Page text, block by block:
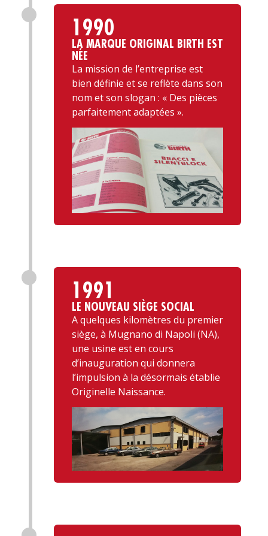
1990
LA MARQUE ORIGINAL BIRTH EST
NÉE
La mission de l’entreprise est
bien définie et se reflète dans son
nom et son slogan : « Des pièces
parfaitement adaptées ».
1991
LE NOUVEAU SIÈGE SOCIAL
A quelques kilomètres du premier
siège, à Mugnano di Napoli (NA),
une usine est en cours
d’inauguration qui donnera
l’impulsion à la désormais établie
Originelle Naissance.